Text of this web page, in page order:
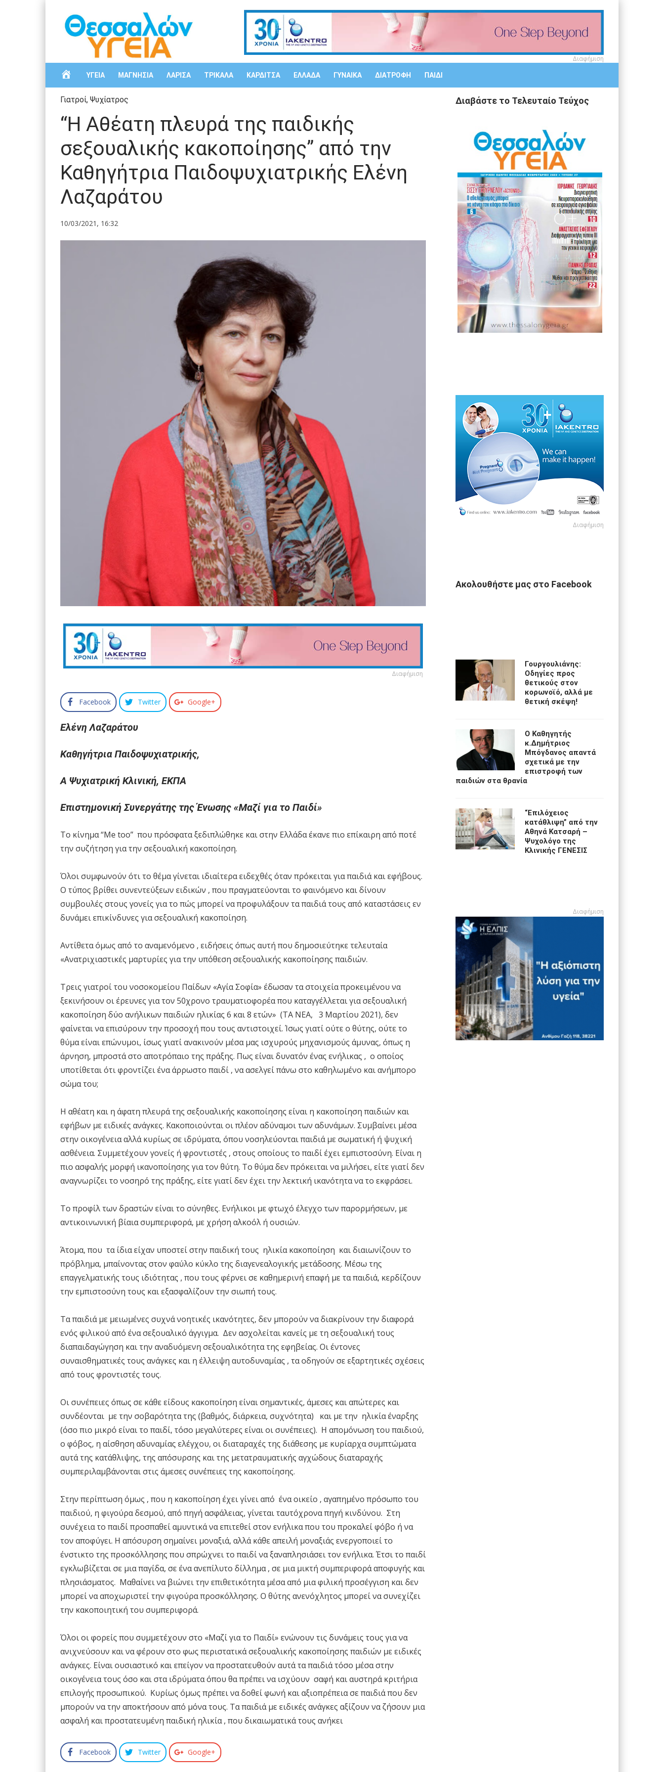
Διαφήμιση
Ρ
Χ
Κ
Η
ΥΓΕΙΑ ΜΑΓΝΗΣΙΑ ΛΑΡΙΣΑ ΤΡΙΚΑΛΑ ΚΑΡΔΙΤΣΑ ΕΛΛΑΔΑ ΓΥΝΑΙΚΑ ΔΙΑΤΡΟΦΗ ΠΑΙΔΙ
Γιατροί, Ψυχίατρος
“Η Αθέατη πλευρά της παιδικής
σεξουαλικής κακοποίησης” από την
Καθηγήτρια Παιδοψυχιατρικής Ελένη
Λαζαράτου
10/03/2021, 16:32
Διαφήμιση
Facebook Twitter Google+
Ελένη Λαζαράτου
Καθηγήτρια Παιδοψυχιατρικής,
Α Ψυχιατρική Κλινική, ΕΚΠΑ
Επιστημονική Συνεργάτης της Ένωσης «Μαζί για το Παιδί»
Το κίνημα “Me too” που πρόσφατα ξεδιπλώθηκε και στην Ελλάδα έκανε πιο επίκαιρη από ποτέ
την συζήτηση για την σεξουαλική κακοποίηση.
Όλοι συμφωνούν ότι το θέμα γίνεται ιδιαίτερα ειδεχθές όταν πρόκειται για παιδιά και εφήβους.
Ο τύπος βρίθει συνεντεύξεων ειδικών , που πραγματεύονται το φαινόμενο και δίνουν
συμβουλές στους γονείς για το πώς μπορεί να προφυλάξουν τα παιδιά τους από καταστάσεις εν
δυνάμει επικίνδυνες για σεξουαλική κακοποίηση.
Αντίθετα όμως από το αναμενόμενο , ειδήσεις όπως αυτή που δημοσιεύτηκε τελευταία
«Ανατριχιαστικές μαρτυρίες για την υπόθεση σεξουαλικής κακοποίησης παιδιών.
Τρεις γιατροί του νοσοκομείου Παίδων «Αγία Σοφία» έδωσαν τα στοιχεία προκειμένου να
ξεκινήσουν οι έρευνες για τον 50χρονο τραυματιοφορέα που καταγγέλλεται για σεξουαλική
κακοποίηση δύο ανήλικων παιδιών ηλικίας 6 και 8 ετών» (ΤΑ ΝΕΑ, 3 Μαρτίου 2021), δεν
φαίνεται να επισύρουν την προσοχή που τους αντιστοιχεί. Ίσως γιατί ούτε ο θύτης, ούτε το
θύμα είναι επώνυμοι, ίσως γιατί ανακινούν μέσα μας ισχυρούς μηχανισμούς άμυνας, όπως η
άρνηση, μπροστά στο αποτρόπαιο της πράξης. Πως είναι δυνατόν ένας ενήλικας , ο οποίος
υποτίθεται ότι φροντίζει ένα άρρωστο παιδί , να ασελγεί πάνω στο καθηλωμένο και ανήμπορο
σώμα του;
Η αθέατη και η άφατη πλευρά της σεξουαλικής κακοποίησης είναι η κακοποίηση παιδιών και
εφήβων με ειδικές ανάγκες. Κακοποιούνται οι πλέον αδύναμοι των αδυνάμων. Συμβαίνει μέσα
στην οικογένεια αλλά κυρίως σε ιδρύματα, όπου νοσηλεύονται παιδιά με σωματική ή ψυχική
ασθένεια. Συμμετέχουν γονείς ή φροντιστές , στους οποίους το παιδί έχει εμπιστοσύνη. Είναι η
πιο ασφαλής μορφή ικανοποίησης για τον θύτη. Το θύμα δεν πρόκειται να μιλήσει, είτε γιατί δεν
αναγνωρίζει το νοσηρό της πράξης, είτε γιατί δεν έχει την λεκτική ικανότητα να το εκφράσει.
To προφίλ των δραστών είναι το σύνηθες. Ενήλικοι με φτωχό έλεγχο των παρορμήσεων, με
αντικοινωνική βίαια συμπεριφορά, με χρήση αλκοόλ ή ουσιών.
Άτομα, που τα ίδια είχαν υποστεί στην παιδική τους ηλικία κακοποίηση και διαιωνίζουν το
πρόβλημα, μπαίνοντας στον φαύλο κύκλο της διαγενεαλογικής μετάδοσης. Μέσω της
επαγγελματικής τους ιδιότητας , που τους φέρνει σε καθημερινή επαφή με τα παιδιά, κερδίζουν
την εμπιστοσύνη τους και εξασφαλίζουν την σιωπή τους.
Τα παιδιά με μειωμένες συχνά νοητικές ικανότητες, δεν μπορούν να διακρίνουν την διαφορά
ενός φιλικού από ένα σεξουαλικό άγγιγμα. Δεν ασχολείται κανείς με τη σεξουαλική τους
διαπαιδαγώγηση και την αναδυόμενη σεξουαλικότητα της εφηβείας. Οι έντονες
συναισθηματικές τους ανάγκες και η έλλειψη αυτοδυναμίας , τα οδηγούν σε εξαρτητικές σχέσεις
από τους φροντιστές τους.
Οι συνέπειες όπως σε κάθε είδους κακοποίηση είναι σημαντικές, άμεσες και απώτερες και
συνδέονται με την σοβαρότητα της (βαθμός, διάρκεια, συχνότητα) και με την ηλικία έναρξης
(όσο πιο μικρό είναι το παιδί, τόσο μεγαλύτερες είναι οι συνέπειες). Η απομόνωση του παιδιού,
ο φόβος, η αίσθηση αδυναμίας ελέγχου, οι διαταραχές της διάθεσης με κυρίαρχα συμπτώματα
αυτά της κατάθλιψης, της απόσυρσης και της μετατραυματικής αγχώδους διαταραχής
συμπεριλαμβάνονται στις άμεσες συνέπειες της κακοποίησης.
Στην περίπτωση όμως , που η κακοποίηση έχει γίνει από ένα οικείο , αγαπημένο πρόσωπο του
παιδιού, η φιγούρα δεσμού, από πηγή ασφάλειας, γίνεται ταυτόχρονα πηγή κινδύνου. Στη
συνέχεια το παιδί προσπαθεί αμυντικά να επιτεθεί στον ενήλικα που του προκαλεί φόβο ή να
τον αποφύγει. Η απόσυρση σημαίνει μοναξιά, αλλά κάθε απειλή μοναξιάς ενεργοποιεί το
ένστικτο της προσκόλλησης που σπρώχνει το παιδί να ξαναπλησιάσει τον ενήλικα. Έτσι το παιδί
εγκλωβίζεται σε μια παγίδα, σε ένα ανεπίλυτο δίλλημα , σε μια μικτή συμπεριφορά αποφυγής και
πλησιάσματος. Μαθαίνει να βιώνει την επιθετικότητα μέσα από μια φιλική προσέγγιση και δεν
μπορεί να αποχωριστεί την φιγούρα προσκόλλησης. Ο θύτης ανενόχλητος μπορεί να συνεχίζει
την κακοποιητική του συμπεριφορά.
Όλοι οι φορείς που συμμετέχουν στο «Μαζί για το Παιδί» ενώνουν τις δυνάμεις τους για να
ανιχνεύσουν και να φέρουν στο φως περιστατικά σεξουαλικής κακοποίησης παιδιών με ειδικές
ανάγκες. Είναι ουσιαστικό και επείγον να προστατευθούν αυτά τα παιδιά τόσο μέσα στην
οικογένεια τους όσο και στα ιδρύματα όπου θα πρέπει να ισχύουν σαφή και αυστηρά κριτήρια
επιλογής προσωπικού. Κυρίως όμως πρέπει να δοθεί φωνή και αξιοπρέπεια σε παιδιά που δεν
μπορούν να την αποκτήσουν από μόνα τους. Τα παιδιά με ειδικές ανάγκες αξίζουν να ζήσουν μια
ασφαλή και προστατευμένη παιδική ηλικία , που δικαιωματικά τους ανήκει
Facebook Twitter Google+
Διαβάστε το Τελευταίο Τεύχος
Διαφήμιση
Διαφήμιση
Ακολουθήστε μας στο Facebook
Γουργουλιάνης:
Οδηγίες προς
θετικούς στον
κορωνοϊό, αλλά με
θετική σκέψη!
O Kαθηγητής
κ.Δημήτριος
Μπόγδανος απαντά
σχετικά με την
επιστροφή των
παιδιών στα θρανία
“Eπιλόχειος
κατάθλιψη” από την
Αθηνά Κατσαρή –
Ψυχολόγο της
Κλινικής ΓΕΝΕΣΙΣ
Διαφήμιση